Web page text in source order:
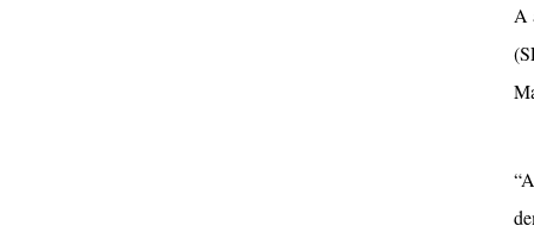
A